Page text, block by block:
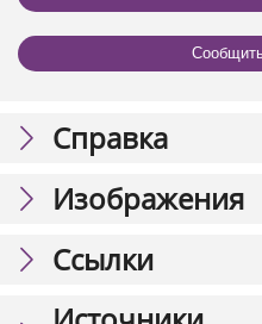
Справка
Изображения
Ссылки